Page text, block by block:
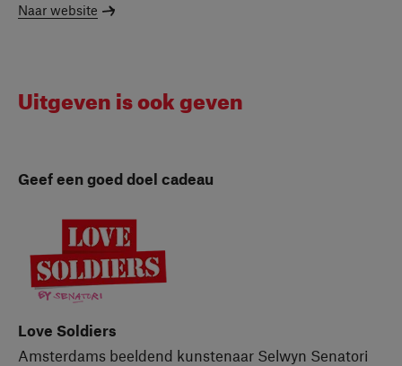
Naar website
Uitgeven is ook geven
Geef een goed doel cadeau
Love Soldiers
Amsterdams beeldend kunstenaar Selwyn Senatori